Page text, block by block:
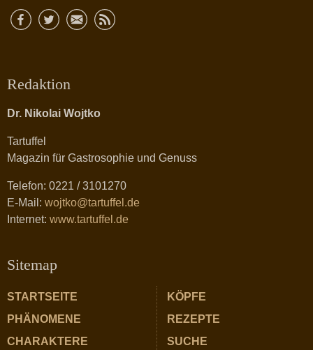
Redaktion
Dr. Nikolai Wojtko
Tartuffel
Magazin für Gastrosophie und Genuss
Telefon: 0221 / 3101270
E-Mail: wojtko@tartuffel.de
Internet: www.tartuffel.de
Sitemap
STARTSEITE
PHÄNOMENE
CHARAKTERE
KÖPFE
REZEPTE
SUCHE